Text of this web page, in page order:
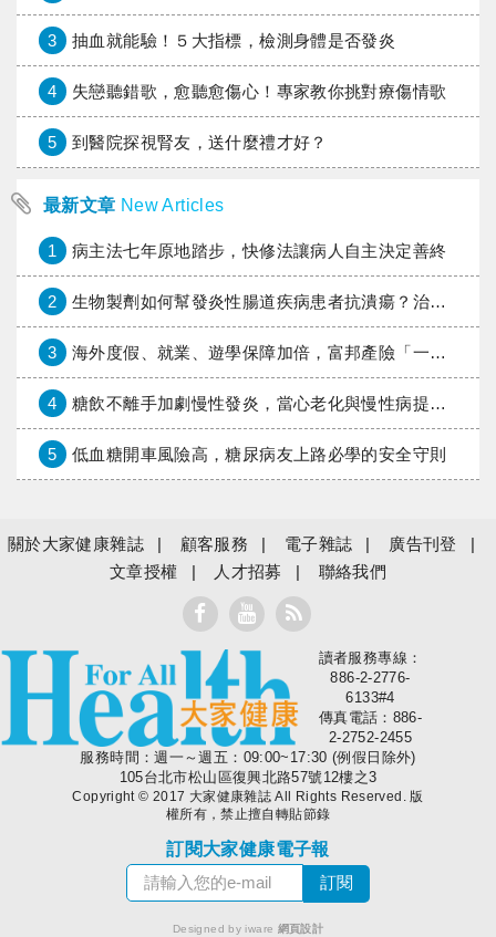
3 抽血就能驗！５大指標，檢測身體是否發炎
4 失戀聽錯歌，愈聽愈傷心！專家教你挑對療傷情歌
5 到醫院探視腎友，送什麼禮才好？
最新文章 New Articles
1 病主法七年原地踏步，快修法讓病人自主決定善終
2 生物製劑如何幫發炎性腸道疾病患者抗潰瘍？治療進展與健保給付困境一次看
3 海外度假、就業、遊學保障加倍，富邦產險「一期逐夢」專案加碼遠距醫療與緊急救援
4 糖飲不離手加劇慢性發炎，當心老化與慢性病提早報到
5 低血糖開車風險高，糖尿病友上路必學的安全守則
關於大家健康雜誌 顧客服務 電子雜誌
廣告刊登
文章授權
人才招募 聯絡我們
大家健康
讀者服務專線：
886-2-2776-
6133#4
傳真電話：886-
2-2752-2455
服務時間：週一～週五：09:00~17:30 (例假日除外)
105台北市松山區復興北路57號12樓之3
Copyright © 2017 大家健康雜誌 All Rights Reserved. 版
權所有，禁止擅自轉貼節錄
訂閱大家健康電子報
Designed by iware 網頁設計